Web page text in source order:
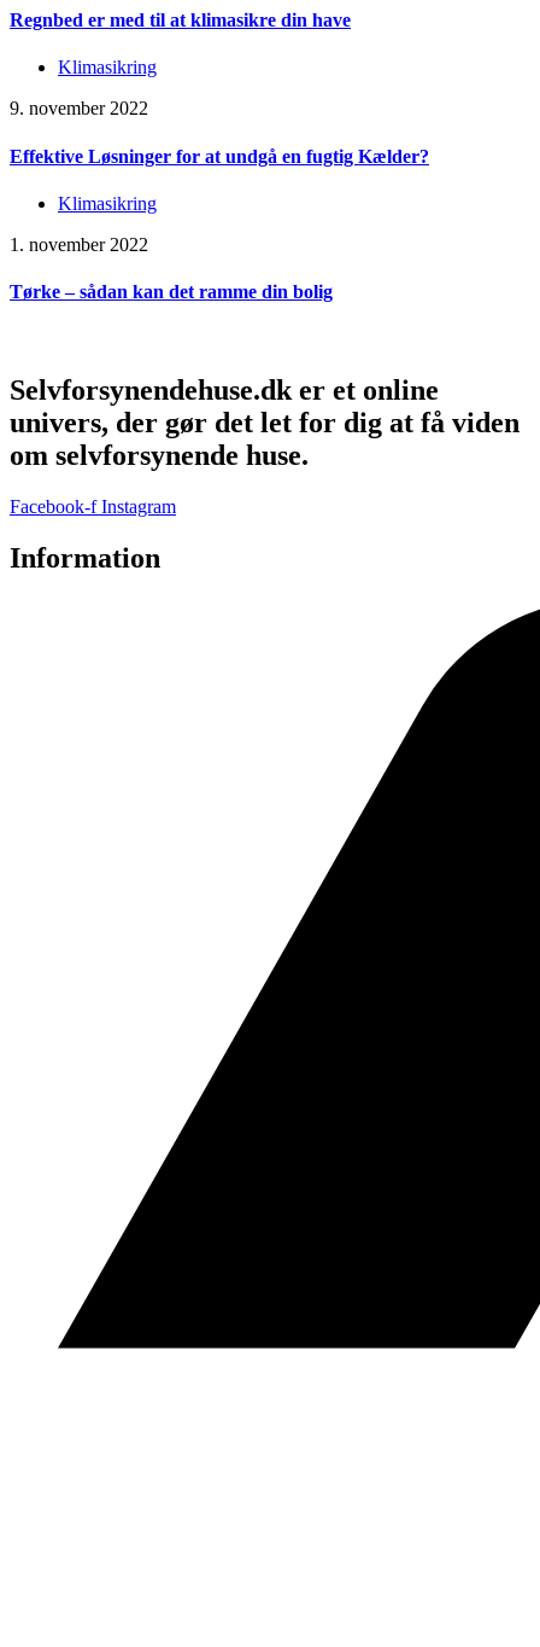
Regnbed er med til at klimasikre din have
Klimasikring
9. november 2022
Effektive Løsninger for at undgå en fugtig Kælder?
Klimasikring
1. november 2022
Tørke – sådan kan det ramme din bolig
Selvforsynendehuse.dk er et online
univers, der gør det let for dig at få viden
om selvforsynende huse.
Facebook-f Instagram
Information